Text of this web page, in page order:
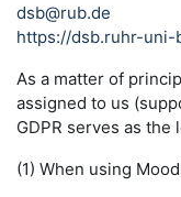
dsb@rub.de
https://dsb.ruhr-uni-
As a matter of
assigned to us
GDPR serves as the
(1) When using